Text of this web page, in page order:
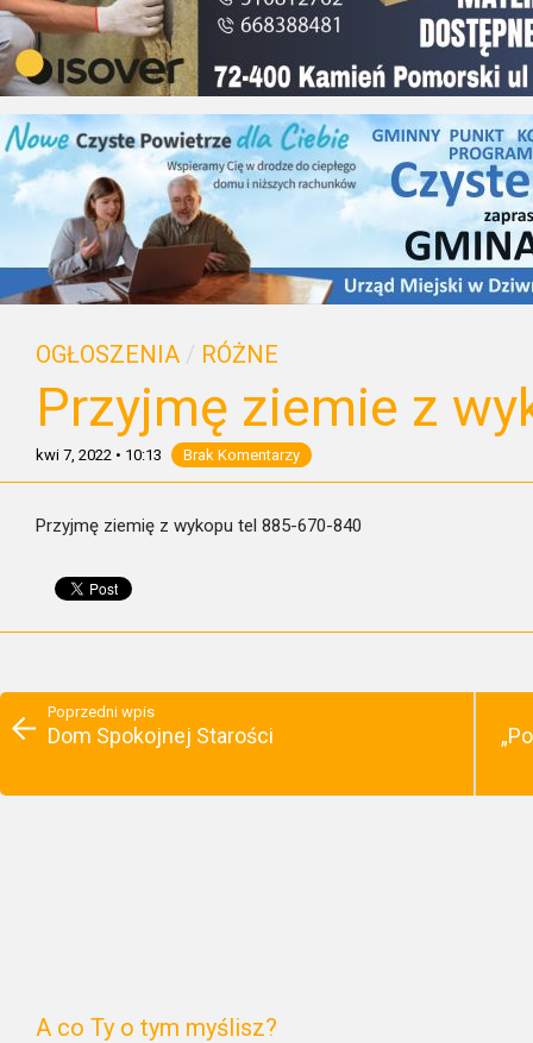
OGŁOSZENIA / RÓŻNE
Przyjmę ziemie z
kwi 7, 2022 • 10:13 Brak Komentarzy
Przyjmę ziemię z wykopu tel 885-670-840
Poprzedni wpis
Dom Spokojnej Starości
A co Ty o tym myślisz?